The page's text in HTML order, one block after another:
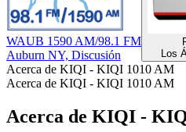
WAUB 1590 AM/98.1 FM
Auburn NY, Discusión
Los
Acerca de KIQI - KIQI 1010 AM
Acerca de KIQI - KIQI 1010 AM
Acerca de KIQI -